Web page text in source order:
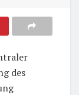
des